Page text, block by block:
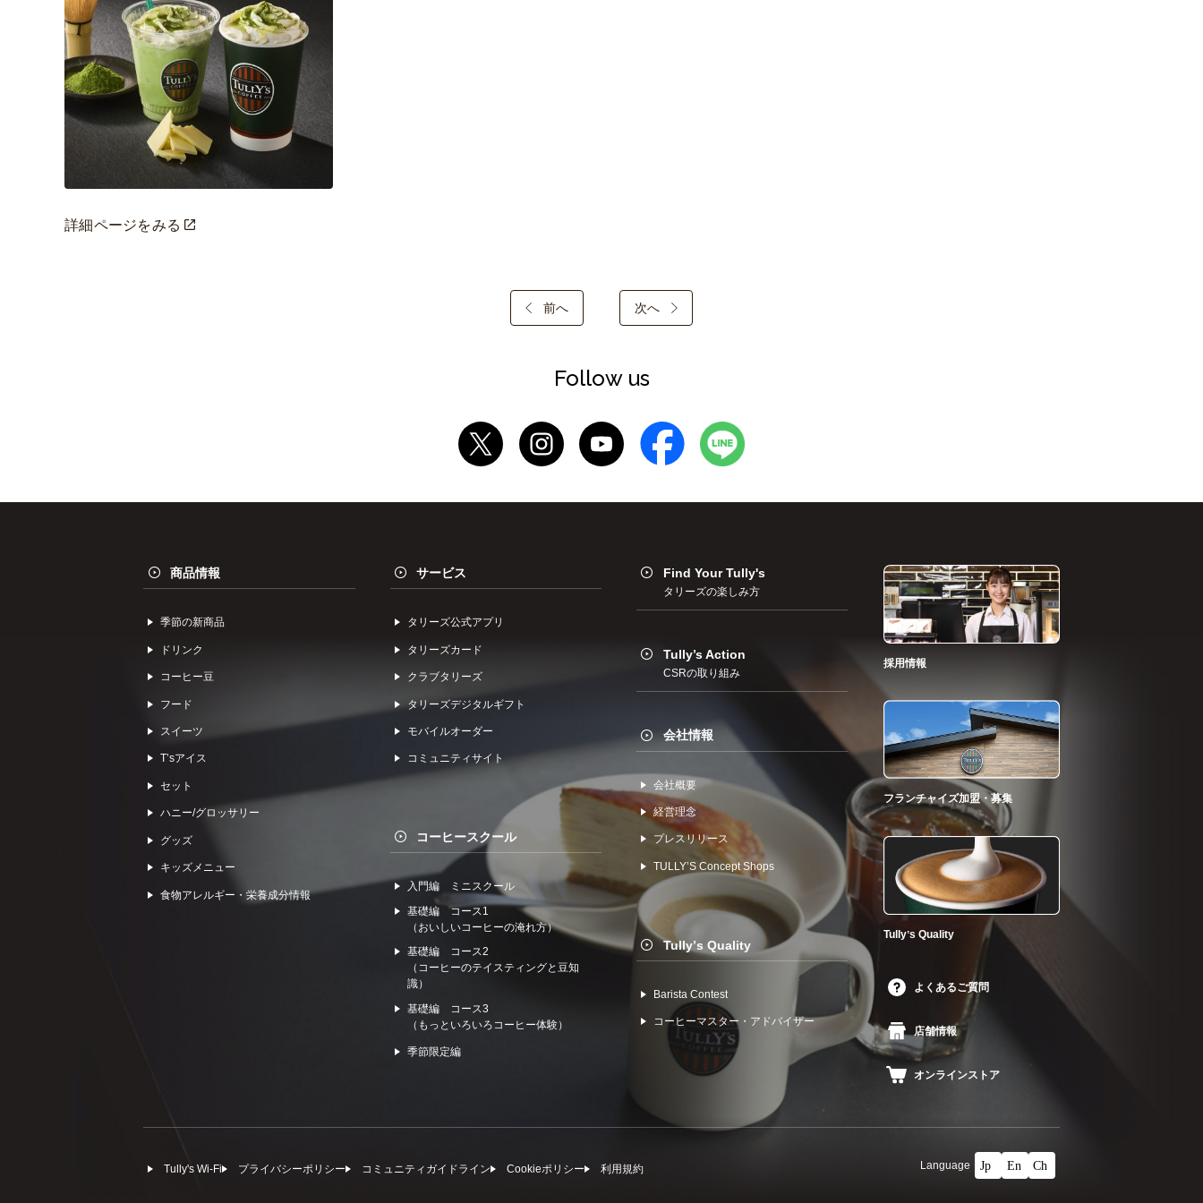
詳細ページをみる
前へ 次へ
Follow us
商品情報
季節の新商品
ドリンク
コーヒー⾖
フード
スイーツ
Tʼsアイス
セット
ハニー/グロッサリー
グッズ
キッズメニュー
食物アレルギー・栄養成分情報
サービス
タリーズ公式アプリ
タリーズカード
クラブタリーズ
タリーズデジタルギフト
モバイルオーダー
コミュニティサイト
コーヒースクール
入門編 ミニスクール
基礎編 コース1
（おいしいコーヒーの淹れ方）
基礎編 コース2
（コーヒーのテイスティングと豆知
識）
基礎編 コース3
（もっといろいろコーヒー体験）
季節限定編
Find Your Tully's
タリーズの楽しみ方
Tully’s Action
CSRの取り組み
会社情報
会社概要
経営理念
プレスリリース
TULLYʼS Concept Shops
Tullyʼs Quality
Barista Contest
コーヒーマスター・アドバイザー
採用情報
フランチャイズ加盟・募集
Tullyʼs Quality
よくあるご質問
店舗情報
オンラインストア
Tully's Wi-Fi プライバシーポリシー コミュニティガイドライン Cookieポリシー 利⽤規約 Language